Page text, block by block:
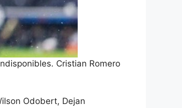
Cristian Romero
Odobert, Dejan